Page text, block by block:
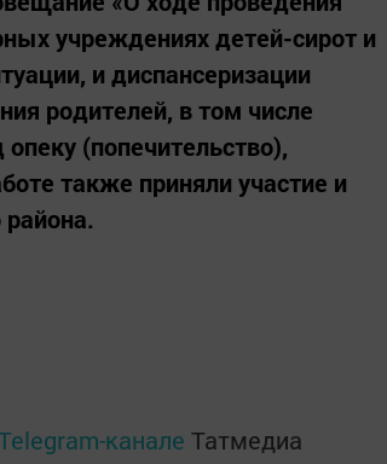
учреждениях детей-сирот и
и диспансеризации
родителей, в том числе
(попечительство),
также приняли участие и
канале Татмедиа